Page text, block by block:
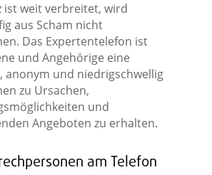
ist weit verbreitet, wird
aus Scham nicht
Das Expertentelefon ist
und Angehörige eine
anonym und niedrigschwellig
zu Ursachen,
und
Angeboten zu erhalten.
am Telefon